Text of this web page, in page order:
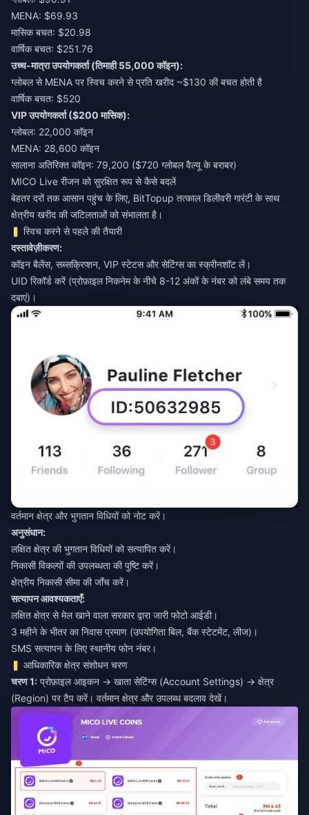
MENA: $69.93
मासिक बचत: $20.98
वार्षिक बचत: $251.76
उच्च-मात्रा उपयोगकर्ता (तिमाही 55,000 कॉइन):
ग्लोबल से MENA पर स्विच करने से प्रति खरीद ~$130 की बचत होती है
वार्षिक बचत: $520
VIP उपयोगकर्ता ($200 मासिक):
ग्लोबल: 22,000 कॉइन
MENA: 28,600 कॉइन
सालाना अतिरिक्त कॉइन: 79,200 ($720 ग्लोबल वैल्यू के बराबर)
MICO Live रीजन को सुरक्षित रूप से कैसे बदलें
बेहतर दरों तक आसान पहुंच के लिए, BitTopup तत्काल डिलीवरी गारंटी के साथ
क्षेत्रीय खरीद की जटिलताओं को संभालता है।
स्विच करने से पहले की तैयारी
दस्तावेज़ीकरण:
कॉइन बैलेंस, सब्सक्रिप्शन, VIP स्टेटस और सेटिंग्स का स्क्रीनशॉट लें।
UID रिकॉर्ड करें (प्रोफ़ाइल निकनेम के नीचे 8-12 अंकों के नंबर को लंबे समय तक
दबाएं)।
वर्तमान क्षेत्र और भुगतान विधियों को नोट करें।
अनुसंधान:
लक्षित क्षेत्र की भुगतान विधियों को सत्यापित करें।
निकासी विकल्पों की उपलब्धता की पुष्टि करें।
क्षेत्रीय निकासी सीमा की जाँच करें।
सत्यापन आवश्यकताएँ:
लक्षित क्षेत्र से मेल खाने वाला सरकार द्वारा जारी फोटो आईडी।
3 महीने के भीतर का निवास प्रमाण (उपयोगिता बिल, बैंक स्टेटमेंट, लीज)।
SMS सत्यापन के लिए स्थानीय फोन नंबर।
आधिकारिक क्षेत्र संशोधन चरण
चरण 1: प्रोफ़ाइल आइकन → खाता सेटिंग्स (Account Settings) → क्षेत्र
(Region) पर टैप करें। वर्तमान क्षेत्र और उपलब्ध बदलाव देखें।